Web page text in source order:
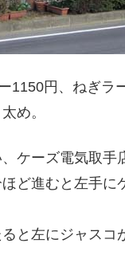
1150円、ねぎラ
め。
ケーズ電気取手
ど進むと左手に
と左にジャスコ